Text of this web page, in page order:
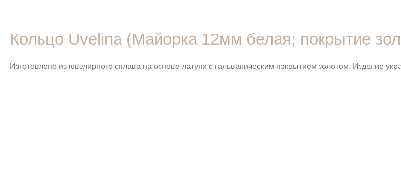
Кольцо Uvelina (Майорка 12мм белая; покрытие
Изготовлено из ювелирного сплава на основе латуни с гальваническим покрытием золотом. Изделие